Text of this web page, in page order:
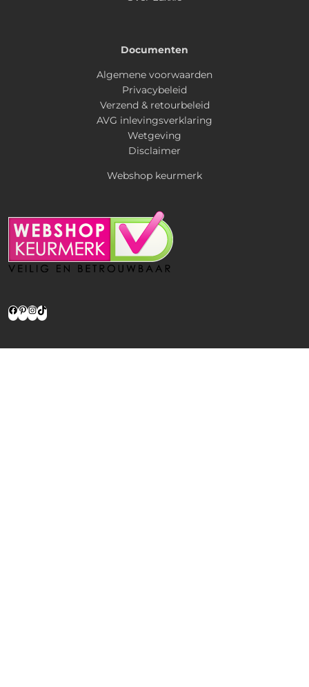
Documenten
Algemene voorwaarden
Privacybeleid
Verzend & retourbeleid
AVG inlevingsverklaring
Wetgeving
Disclaimer
Webshop keurmerk
Facebook
Pinterest
Instagram
TikTok